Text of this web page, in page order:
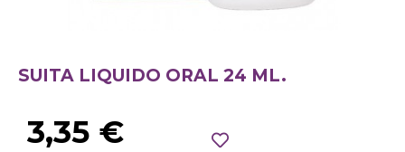
SUITA LIQUIDO ORAL 24 ML.
3,35 €